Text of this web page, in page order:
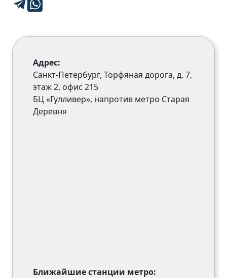
Адрес:
Санкт-Петербург, Торфяная дорога, д. 7,
этаж 2, офис 215
БЦ «Гулливер», напротив метро Старая
Деревня
Ближайшие станции метро: